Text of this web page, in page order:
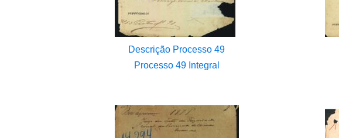
Descrição Processo 49
Processo 49 Integral